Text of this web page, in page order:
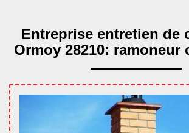
Entreprise entretien de
Ormoy 28210: ramoneur